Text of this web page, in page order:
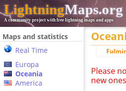
LightningMaps.org
A community project with free lightning maps and apps
Maps and statistics
Real Time
Europa
Oceania
America
Please
new